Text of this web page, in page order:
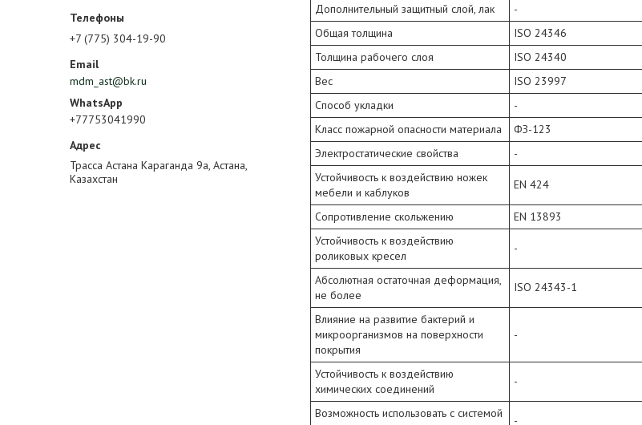
+7 (775) 304-19-90
mdm_ast@bk.ru
+77753041990
Трасса Астана Караганда 9а, Астана,
Казахстан
Дополнительный защитный слой, лак
-
Общая толщина
ISO 24346
Толщина рабочего слоя
ISO 24340
Вес
ISO 23997
Способ укладки
-
Класс пожарной опасности материала
ФЗ-123
Электростатические свойства
-
Устойчивость к воздействию ножек
мебели и каблуков
EN 424
Сопротивление скольжению EN 13893
Устойчивость к воздействию
роликовых кресел
-
Абсолютная остаточная деформация,
не более
ISO 24343-1
Влияние на развитие бактерий и
микроорганизмов на поверхности
покрытия
-
Устойчивость к воздействию
химических соединений
-
Возможность использовать с системой
-